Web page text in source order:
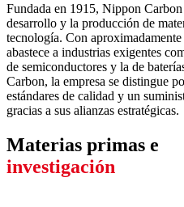
Fundada en 1915, Nippon
desarrollo y la producción de
tecnología. Con
abastece a industrias exigentes
de semiconductores y la de
Carbon, la empresa se distingue
estándares de calidad y un
gracias a sus alianzas estratégicas.
Materias primas e
investigación